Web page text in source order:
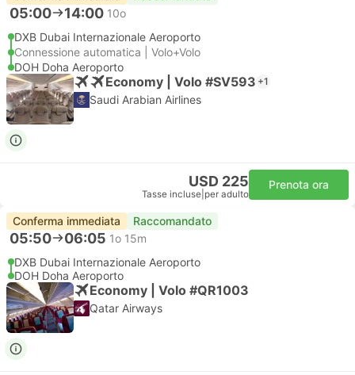
05:00 14:00 10o
DXB Dubai Internazionale Aeroporto
Connessione automatica | Volo+Volo
DOH Doha Aeroporto
Economy | Volo #SV593 +1
Saudi Arabian Airlines
USD 225
Tasse incluse per adulto
Prenota ora
Conferma immediata Raccomandato
05:50 06:05 1o 15m
DXB Dubai Internazionale Aeroporto
DOH Doha Aeroporto
Economy | Volo #QR1003
Qatar Airways